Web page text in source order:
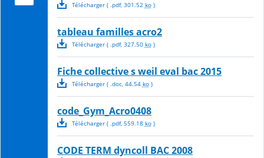
Télécharger( .pdf, 301.52 ko)
tableau familles acro2
Télécharger( .pdf, 327.50 ko)
Fiche collective s weil eval bac 2015
Télécharger( .doc, 44.54 ko)
code_Gym_Acro0408
Télécharger( .pdf, 559.18 ko)
CODE TERM dyncoll BAC 2008